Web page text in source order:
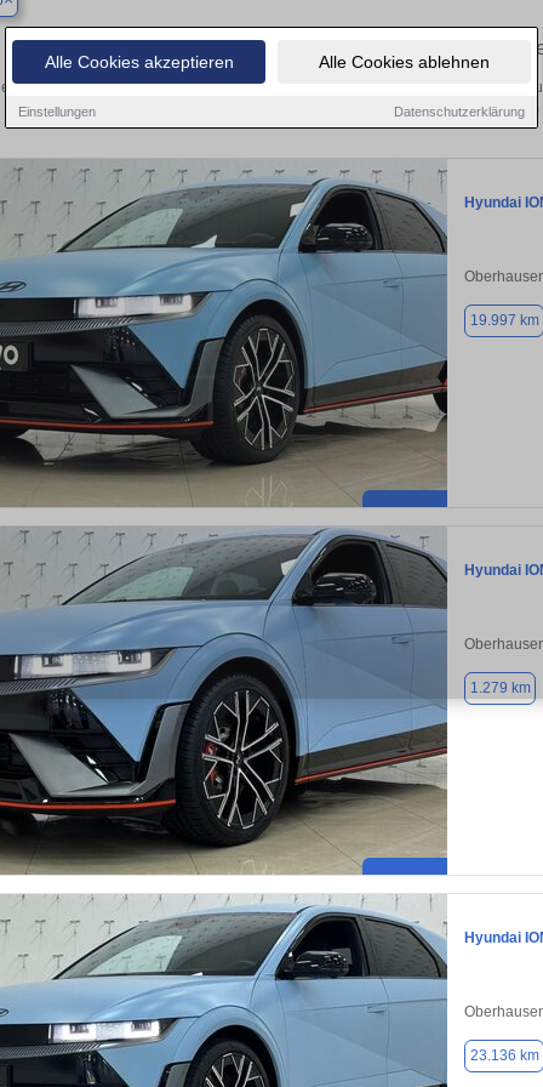
Alle Cookies akzeptieren Alle Cookies ablehnen
Einstellungen Datenschutzerklärung
Finden Sie in Bottrop Ihren
Sie in Bottrop einen Hyundai IONIQ 5 Gebrauchtwagen? Entdecken Sie
Preisklassen von privat und
Hyundai
19.997 km
Hyundai
1.279 km
Hyundai
23.136 km